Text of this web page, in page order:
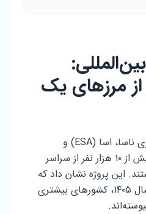
از مرزهای یک
جیمز وب محصول همکاری ناسا، اسا (ESA) و
سی‌اس‌آ (CSA) است. بیش از ۱۰ هزار نفر از سراسر
این پروژه نشان داد که
علم مرز نمی‌شناسد. در سال ۱۴۰۵، کشورهای بیشتری